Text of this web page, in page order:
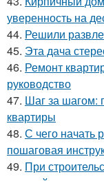
уверенность на
44. Решили
45. Эта дача
46. Ремонт
руководство
47. Шаг за шагом:
квартиры
48. С чего начать
пошаговая
49. При